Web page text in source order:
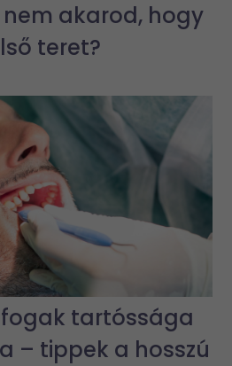
akarod, hogy
teret?
tartóssága
– tippek a hosszú